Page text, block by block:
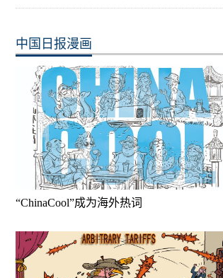
中国日报漫画
“ChinaCool”成为海外热词